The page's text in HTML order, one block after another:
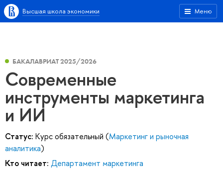
Меню
Высшая школа экономики
БАКАЛАВРИАТ 2025/2026
Современные
инструменты маркетинга
и ИИ
Статус: Курс обязательный (Маркетинг и рыночная
аналитика)
Кто читает: Департамент маркетинга